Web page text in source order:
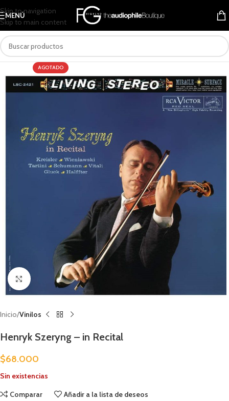
Skip to navigation
Skip to main content
MENÚ
AGOTADO
Clic para ampliar
Inicio Vinilos
Henryk Szeryng – in Recital
$68.000
Sin existencias
Comparar
Añadir a la lista de deseos